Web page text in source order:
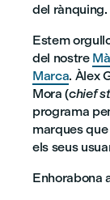
del rànquing.
Estem
del nostre
Marca. Àlex
Mora (chief
programa
marques
els seus
Enhorabona